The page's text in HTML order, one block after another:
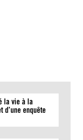
la vie à la
enquête